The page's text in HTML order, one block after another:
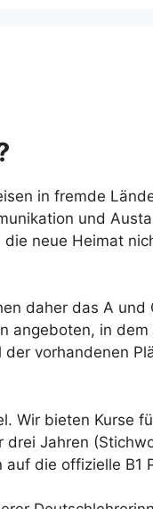
in fremde
und
neue Heimat
daher das A
angeboten, in
vorhandenen
Wir bieten Kurse
Jahren
die offizielle B1